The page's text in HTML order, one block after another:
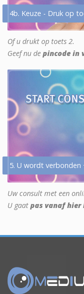
4b. Keuze - Druk op
Of u drukt op toets 2.
Geef nu de pincode in
5. U wordt verbonden
Uw consult met een
U gaat pas vanaf hier